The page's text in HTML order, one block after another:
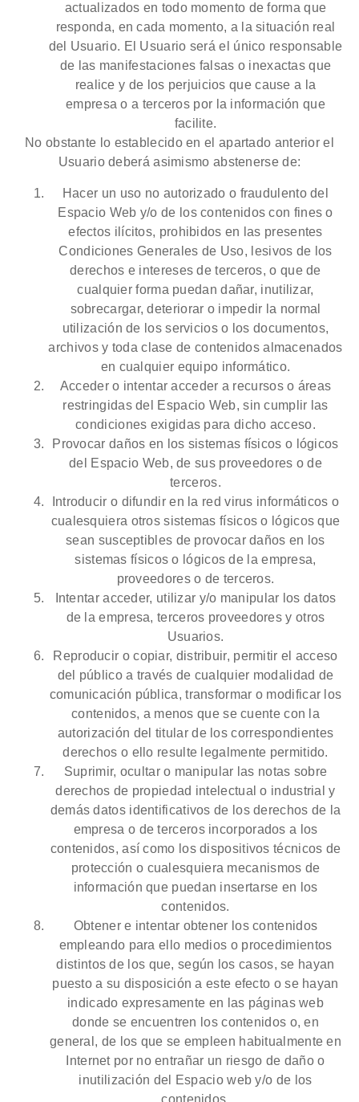
actualizados en todo momento de forma que
responda, en cada momento, a la situación real
del Usuario. El Usuario será el único responsable
de las manifestaciones falsas o inexactas que
realice y de los perjuicios que cause a la
empresa o a terceros por la información que
facilite.
No obstante lo establecido en el apartado anterior el
Usuario deberá asimismo abstenerse de:
Hacer un uso no autorizado o fraudulento del
Espacio Web y/o de los contenidos con fines o
efectos ilícitos, prohibidos en las presentes
Condiciones Generales de Uso, lesivos de los
derechos e intereses de terceros, o que de
cualquier forma puedan dañar, inutilizar,
sobrecargar, deteriorar o impedir la normal
utilización de los servicios o los documentos,
archivos y toda clase de contenidos almacenados
en cualquier equipo informático.
Acceder o intentar acceder a recursos o áreas
restringidas del Espacio Web, sin cumplir las
condiciones exigidas para dicho acceso.
Provocar daños en los sistemas físicos o lógicos
del Espacio Web, de sus proveedores o de
terceros.
Introducir o difundir en la red virus informáticos o
cualesquiera otros sistemas físicos o lógicos que
sean susceptibles de provocar daños en los
sistemas físicos o lógicos de la empresa,
proveedores o de terceros.
Intentar acceder, utilizar y/o manipular los datos
de la empresa, terceros proveedores y otros
Usuarios.
Reproducir o copiar, distribuir, permitir el acceso
del público a través de cualquier modalidad de
comunicación pública, transformar o modificar los
contenidos, a menos que se cuente con la
autorización del titular de los correspondientes
derechos o ello resulte legalmente permitido.
Suprimir, ocultar o manipular las notas sobre
derechos de propiedad intelectual o industrial y
demás datos identificativos de los derechos de la
empresa o de terceros incorporados a los
contenidos, así como los dispositivos técnicos de
protección o cualesquiera mecanismos de
información que puedan insertarse en los
contenidos.
Obtener e intentar obtener los contenidos
empleando para ello medios o procedimientos
distintos de los que, según los casos, se hayan
puesto a su disposición a este efecto o se hayan
indicado expresamente en las páginas web
donde se encuentren los contenidos o, en
general, de los que se empleen habitualmente en
Internet por no entrañar un riesgo de daño o
inutilización del Espacio web y/o de los
contenidos.